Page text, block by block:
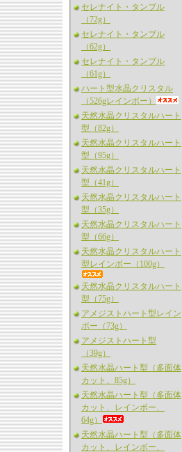
セレナイト・タンブル
（72g）
セレナイト・タンブル
（62g）
セレナイト・タンブル
（61g）
ハート型水晶クリスタル
（526gレインボー）
天然水晶クリスタルハート
型（82g）
天然水晶クリスタルハート
型（95g）
天然水晶クリスタルハート
型（41g）
天然水晶クリスタルハート
型（35g）
天然水晶クリスタルハート
型（66g）
天然水晶クリスタルハート
型レインボー（100g）
天然水晶クリスタルハート
型（75g）
アメジストハート型レイン
ボー（73g）
アメジストハート型
（39g）
天然水晶ハート型（多面体
カット、85g）
天然水晶ハート型（多面体
カット、レインボー、
64g）
天然水晶ハート型（多面体
カット、レインボー、